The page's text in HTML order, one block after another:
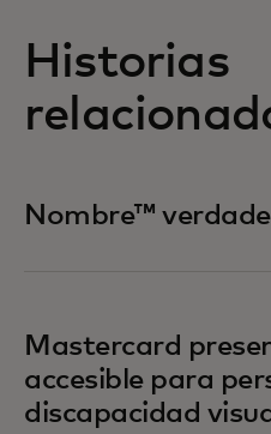
Historias
Nombre™
Mastercard
accesible para
discapacidad